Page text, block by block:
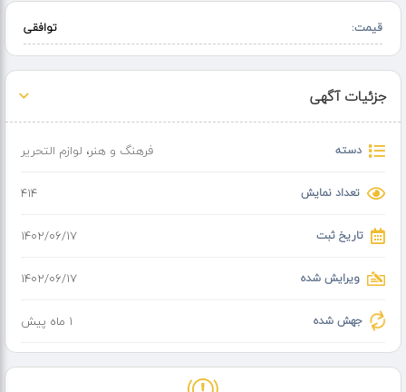
قیمت: توافقی
جزئیات آگهی
دسته فرهنگ و هنر، لوازم التحریر
تعداد نمایش 414
تاریخ ثبت ۱۴۰۲/۰۶/۱۷
ویرایش شده ۱۴۰۲/۰۶/۱۷
جهش شده 1 ماه پیش